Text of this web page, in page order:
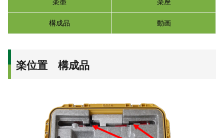
構成品 動画
楽位置 構成品